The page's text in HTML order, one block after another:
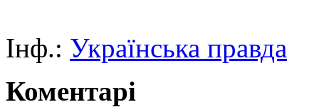
Інф.: Українська правда
Коментарі